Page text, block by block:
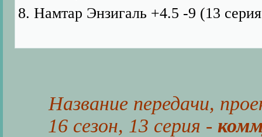
8. Намтар Энзигаль +4.5 -9 (13
Название передачи,
16 сезон, 13 серия -